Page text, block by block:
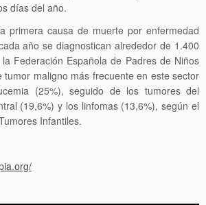
días del año.
primera causa de muerte por enfermedad
año se diagnostican alrededor de 1.400
Federación Española de Padres de Niños
tumor maligno más frecuente en este sector
(25%), seguido de los tumores del
(19,6%) y los linfomas (13,6%), según el
Infantiles.